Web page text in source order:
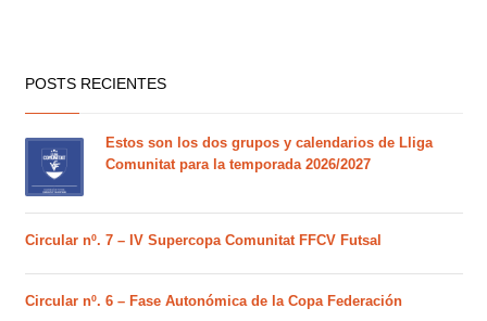
POSTS RECIENTES
Estos son los dos grupos y calendarios de Lliga
Comunitat para la temporada 2026/2027
Circular nº. 7 – IV Supercopa Comunitat FFCV Futsal
Circular nº. 6 – Fase Autonómica de la Copa Federación